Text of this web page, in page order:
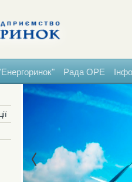
Рада ОРЕ